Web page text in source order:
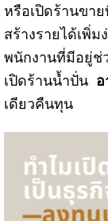
หรือเปิดร้านขา
สร้างรายได้เพิ่
พนักงานที่มีอยู่ช่
เปิดร้านน้ำปั่น อ
เดียวคืนทุน